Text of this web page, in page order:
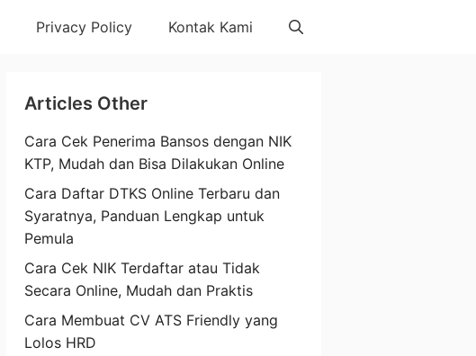
Privacy Policy Kontak Kami
Articles Other
Cara Cek Penerima Bansos dengan NIK
KTP, Mudah dan Bisa Dilakukan Online
Cara Daftar DTKS Online Terbaru dan
Syaratnya, Panduan Lengkap untuk
Pemula
Cara Cek NIK Terdaftar atau Tidak
Secara Online, Mudah dan Praktis
Cara Membuat CV ATS Friendly yang
Lolos HRD